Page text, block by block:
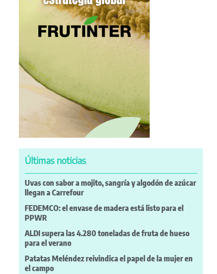
Últimas noticias
Uvas con sabor a mojito, sangría y algodón de azúcar
llegan a Carrefour
FEDEMCO: el envase de madera está listo para el
PPWR
ALDI supera las 4.280 toneladas de fruta de hueso
para el verano
Patatas Meléndez reivindica el papel de la mujer en
el campo